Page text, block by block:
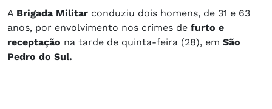
A Brigada Militar conduziu dois homens, de 31 e 63
anos, por envolvimento nos crimes de furto e
receptação na tarde de quinta-feira (28), em São
Pedro do Sul.